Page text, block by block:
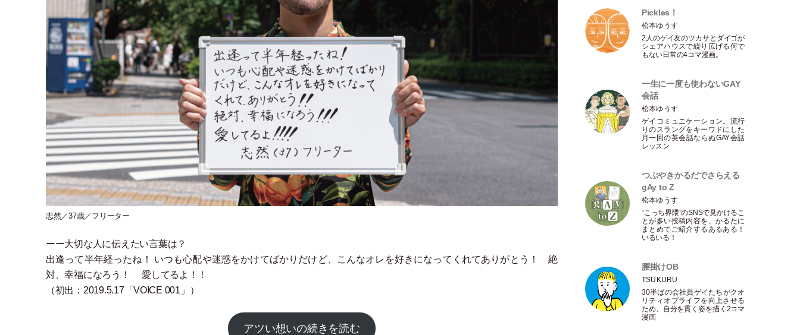
志然／37歳／フリーター
ーー大切な人に伝えたい言葉は？
出逢って半年経ったね！ いつも心配や迷惑をかけてばかりだけど、こんなオレを好きになってくれてありがとう！ 絶
対、幸福になろう！ 愛してるよ！！
（初出：2019.5.17 「VOICE 001 」 ）
アツい想いの続きを読む
Pickles！
松本ゆうす
2人のゲイ友のツカサとダイゴが
シェアハウスで繰り広げる何で
もない日常の4コマ漫画。
一生に一度も使わないGAY
会話
松本ゆうす
ゲイコミュニケーション。流行
りのスラングをキーワドにした
月一回の英会話ならぬGAY会話
レッスン
つぶやきかるだでさらえる
gAy to Z
松本ゆうす
“こっち界隈”のSNSで見かけるこ
とが多い投稿内容を、かるたに
まとめてご紹介するあるある！
いるいる！
腰掛けOB
TSUKURU
30半ばの会社員ゲイたちがクオ
リティオブライフを向上させる
ため、自分を貫く姿を描く2コマ
漫画